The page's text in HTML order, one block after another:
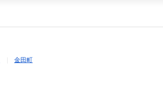
金田町